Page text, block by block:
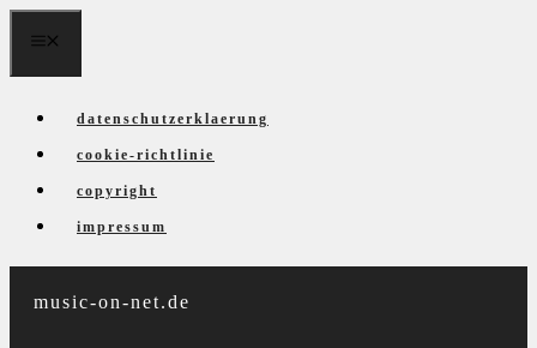
datenschutzerklaerung
cookie-richtlinie
copyright
impressum
music-on-net.de